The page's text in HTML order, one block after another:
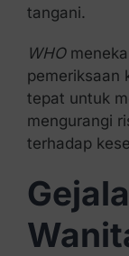
tangani.
WHO
pemeriksaan
tepat untuk
mengurangi
terhadap